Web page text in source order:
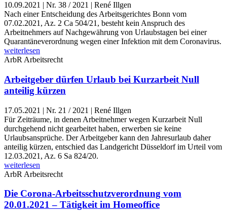
10.09.2021 | Nr. 38 / 2021 | René Illgen
Nach einer Entscheidung des Arbeitsgerichtes Bonn vom
07.02.2021, Az. 2 Ca 504/21, besteht kein Anspruch des
Arbeitnehmers auf Nachgewährung von Urlaubstagen bei einer
Quarantäneverordnung wegen einer Infektion mit dem Coronavirus.
weiterlesen
ArbR Arbeitsrecht
Arbeitgeber dürfen Urlaub bei Kurzarbeit Null
anteilig kürzen
17.05.2021 | Nr. 21 / 2021 | René Illgen
Für Zeiträume, in denen Arbeitnehmer wegen Kurzarbeit Null
durchgehend nicht gearbeitet haben, erwerben sie keine
Urlaubsansprüche. Der Arbeitgeber kann den Jahresurlaub daher
anteilig kürzen, entschied das Landgericht Düsseldorf im Urteil vom
12.03.2021, Az. 6 Sa 824/20.
weiterlesen
ArbR Arbeitsrecht
Die Corona-Arbeitsschutzverordnung vom
20.01.2021 – Tätigkeit im Homeoffice